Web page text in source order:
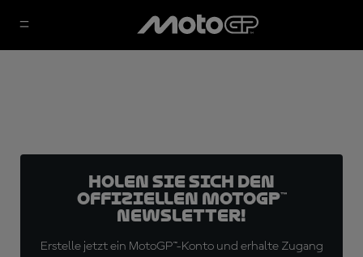
Holen Sie sich den
offiziellen MotoGP™
Newsletter!
Erstelle jetzt ein MotoGP™-Konto und erhalte Zugang